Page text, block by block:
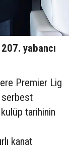
yabancı
Premier Lig
serbest
tarihinin
kanat